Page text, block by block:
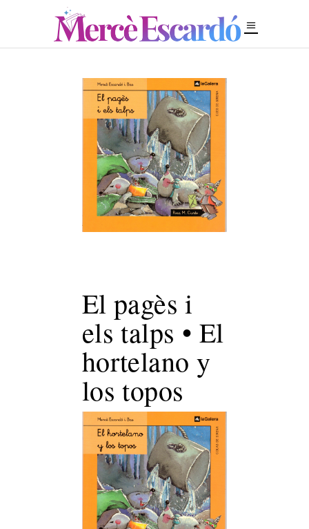
El pagès i
els talps • El
hortelano y
los topos